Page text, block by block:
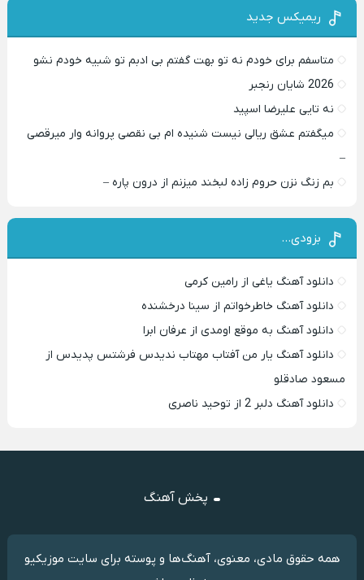
ریمیکس جدید
متاسفم برای خودم نه تو بهت گفتم بی ادبم تو شبیه خودم نشو ‌ ‌
2026 شایان رنجبر
نه تایی علیرضا اسپید
میگفتم عشق ریالی نیست شنیده ام بی نقصی پروانه وار میرقصی
–
بم زنگ نزن حروم زاده لبخند میزنم از درون پاره –
بزودی…
دانلود آهنگ یاغی از رامین کرمی
دانلود آهنگ خاطرخواتم از سینا درخشنده
دانلود آهنگ به موقع اومدی از عرفان ابرا
دانلود آهنگ یار من آفتاب مهتاب ندیدس فرشتس پدیدس از
مسعود صادقلو
دانلود آهنگ دلبر 2 از توحید ناصری
پخش آهنگ
همه حقوق مادی، معنوی، آهنگ‌ها و پوسته برای سایت موزیکیو